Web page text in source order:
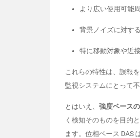
より広い使用可能
背景ノイズに対す
特に移動対象や近
これらの特性は、誤報
監視システムにとって
とはいえ、 強度ベースの
く検知そのものを目的
ます。位相ベース DAS